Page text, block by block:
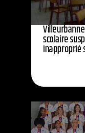
scolaire
inapproprié